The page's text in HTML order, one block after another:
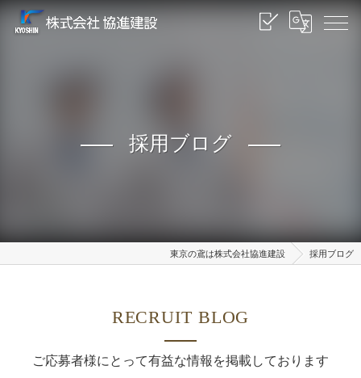
採用ブログ
東京の鳶は株式会社協進建設 採用ブログ
RECRUIT BLOG
ご応募者様にとって有益な情報を掲載しております